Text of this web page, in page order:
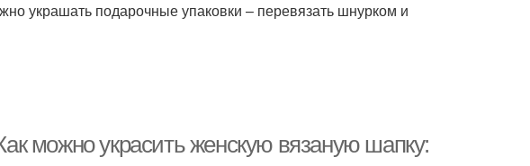
украшать подарочные упаковки – перевязать шнурком и
можно украсить женскую вязаную шапку: